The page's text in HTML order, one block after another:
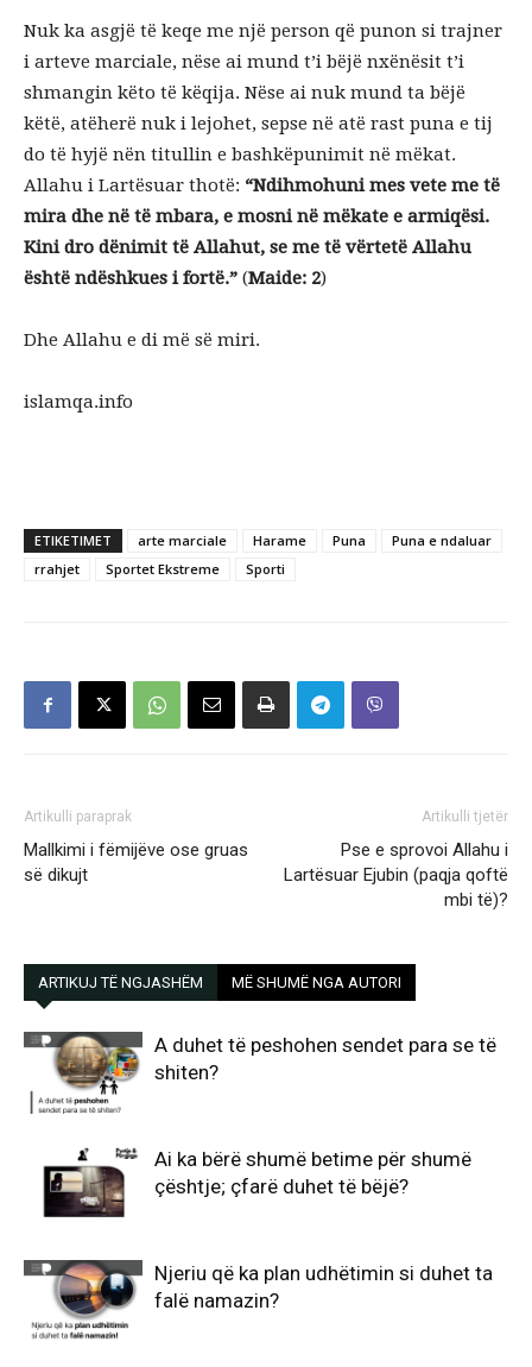
Nuk ka asgjë të keqe me një person që punon si trajner
i arteve marciale, nëse ai mund t’i bëjë nxënësit t’i
shmangin këto të këqija. Nëse ai nuk mund ta bëjë
këtë, atëherë nuk i lejohet, sepse në atë rast puna e tij
do të hyjë nën titullin e bashkëpunimit në mëkat.
Allahu i Lartësuar thotë: “Ndihmohuni mes vete me të
mira dhe në të mbara, e mosni në mëkate e armiqësi.
Kini dro dënimit të Allahut, se me të vërtetë Allahu
është ndëshkues i fortë.” (Maide: 2)
Dhe Allahu e di më së miri.
islamqa.info
ETIKETIMET arte marciale Harame Puna
Puna e ndaluar
rrahjet
Sportet Ekstreme Sporti
Artikulli paraprak
Mallkimi i fëmijëve ose gruas
së dikujt
Artikulli tjetër
Pse e sprovoi Allahu i
Lartësuar Ejubin (paqja qoftë
mbi të)?
ARTIKUJ TË NGJASHËM MË SHUMË NGA AUTORI
A duhet të peshohen sendet para se të
shiten?
Ai ka bërë shumë betime për shumë
çështje; çfarë duhet të bëjë?
Njeriu që ka plan udhëtimin si duhet ta
falë namazin?